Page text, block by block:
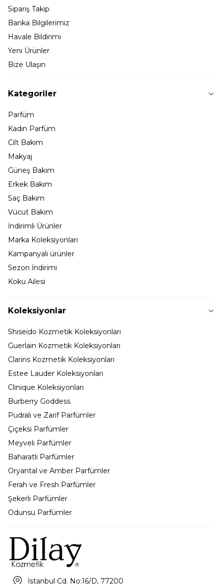
Sipariş Takip
Banka Bilgilerimiz
Havale Bildirimi
Yeni Ürünler
Bize Ulaşın
Kategoriler
Parfüm
Kadın Parfüm
Cilt Bakım
Makyaj
Güneş Bakım
Erkek Bakım
Saç Bakım
Vücut Bakım
İndirimli Ürünler
Marka Koleksiyonları
Kampanyalı ürünler
Sezon İndirimi
Koku Ailesi
Koleksiyonlar
Shiseido Kozmetik Koleksiyonları
Guerlain Kozmetik Koleksiyonları
Clarins Kozmetik Koleksiyonları
Estee Lauder Koleksiyonları
Clinique Koleksiyonları
Burberry Goddess
Pudralı ve Zarif Parfümler
Çiçeksi Parfümler
Meyveli Parfümler
Baharatlı Parfümler
Oryantal ve Amber Parfümler
Ferah ve Fresh Parfümler
Şekerli Parfümler
Odunsu Parfümler
İstanbul Cd. No:16/D, 77200